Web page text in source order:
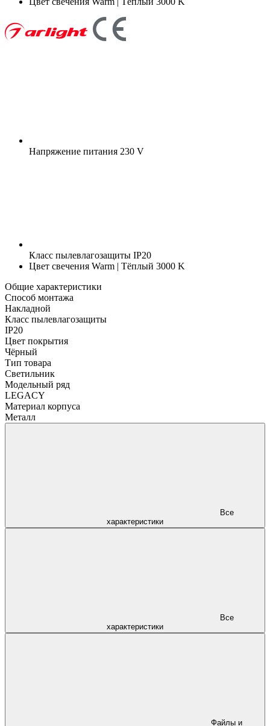
Напряжение питания 230 V
Класс пылевлагозащиты IP20
Цвет свечения Warm | Тёплый 3000 K
Общие характеристики
Способ монтажа
Накладной
Класс пылевлагозащиты
IP20
Цвет покрытия
Чёрный
Тип товара
Светильник
Модельный ряд
LEGACY
Материал корпуса
Металл
характеристики
характеристики